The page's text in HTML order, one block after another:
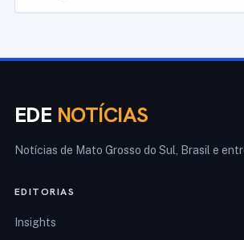
EDE NOTÍCIAS
Notícias de Mato Grosso do Sul, Brasil e
EDITORIAS
Insights